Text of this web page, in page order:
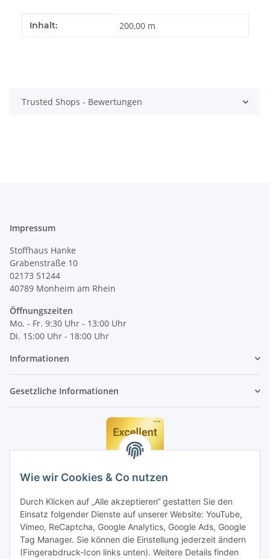
Wie wir Cookies & Co nutzen
Durch Klicken auf „Alle akzeptieren“ gestatten Sie den
Einsatz folgender Dienste auf unserer Website: YouTube,
Vimeo, ReCaptcha, Google Analytics, Google Ads, Google
Tag Manager. Sie können die Einstellung jederzeit ändern
(Fingerabdruck-Icon links unten). Weitere Details finden
Produkteigenschaft
Wert
Inhalt: 200,00 m
Trusted Shops - Bewertungen
Impressum
Stoffhaus Hanke
Grabenstraße 10
02173 51244
40789 Monheim am Rhein
Öffnungszeiten
Mo. - Fr. 9:30 Uhr - 13:00 Uhr
Di. 15:00 Uhr - 18:00 Uhr
Informationen
Gesetzliche Informationen